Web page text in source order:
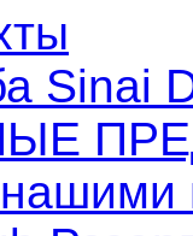
Sinai